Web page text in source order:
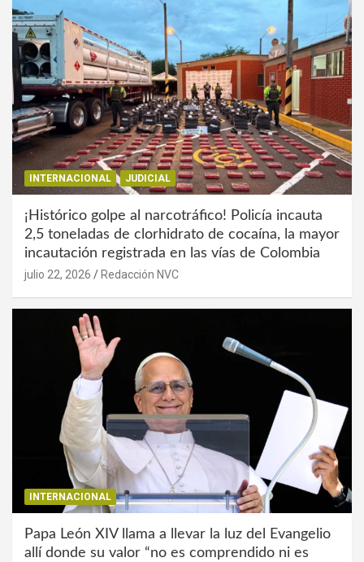
INTERNACIONAL JUDICIAL
¡Histórico golpe al narcotráfico! Policía incauta
2,5 toneladas de clorhidrato de cocaína, la mayor
incautación registrada en las vías de Colombia
julio 22, 2026 Redacción NVC
INTERNACIONAL
Papa León XIV llama a llevar la luz del Evangelio
allí donde su valor “no es comprendido ni es